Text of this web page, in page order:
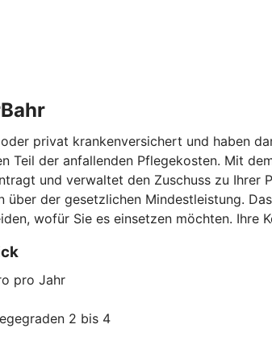
privat krankenversichert und haben
Teil der anfallenden Pflegekosten. Mit
und verwaltet den Zuschuss zu
über der gesetzlichen Mindestleistung.
wofür Sie es einsetzen möchten. Ihre
pro Jahr
2 bis 4